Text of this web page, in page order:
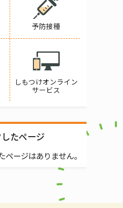
予防接種
しもつけオンライン
サービス
たページ
ページはありません。